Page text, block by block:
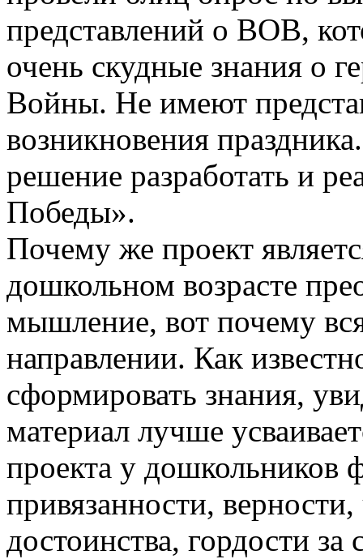
представлений о ВОВ,
очень скудные знания о
Войны. Не имеют
возникновения
решение разработать и
Победы».
Почему же проект
дошкольном возрасте
мышление, вот почему
направлении. Как
сформировать знания,
материал лучше
проекта у дошкольников
привязанности, верности,
достоинства, гордости